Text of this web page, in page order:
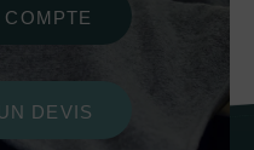
DEVIS